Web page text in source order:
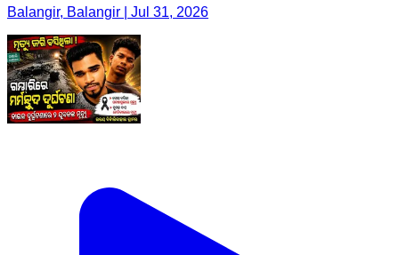
Balangir, Balangir | Jul 31, 2026